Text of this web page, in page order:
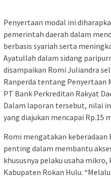
Penyertaan modal ini
pemerintah daerah dalam
berbasis syariah serta
Ayatullah dalam sidang
disampaikan Romi Juliandra
Ranperda tentang Penyertaan
PT Bank Perkreditan Rakyat
Dalam laporan tersebut, nilai
yang diajukan mencapai Rp.15
Romi mengatakan keberadaan
penting dalam membantu
khususnya pelaku usaha mikro,
Kabupaten Rokan Hulu.